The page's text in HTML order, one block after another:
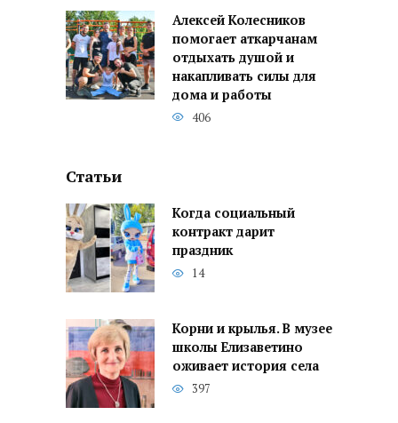
Алексей Колесников
помогает аткарчанам
отдыхать душой и
накапливать силы для
дома и работы
406
Статьи
Когда социальный
контракт дарит
праздник
14
Корни и крылья. В музее
школы Елизаветино
оживает история села
397